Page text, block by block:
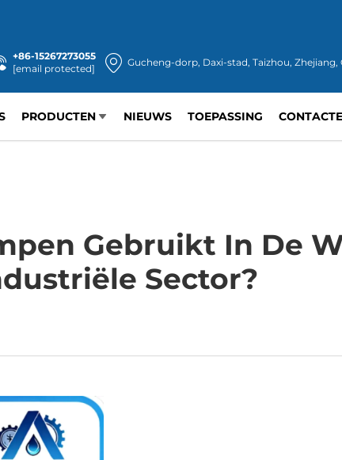
+86-15267273055
[email protected]
Gucheng-dorp, Daxi-stad, Taizhou, Zhejiang,
PRODUCTEN NIEUWS TOEPASSING
Gebruikt In De
Sector?